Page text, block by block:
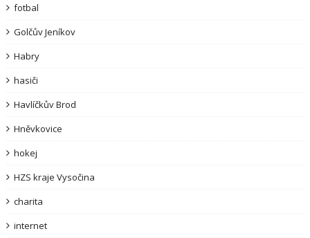
fotbal
Golčův Jeníkov
Habry
hasiči
Havlíčkův Brod
Hněvkovice
hokej
HZS kraje Vysočina
charita
internet